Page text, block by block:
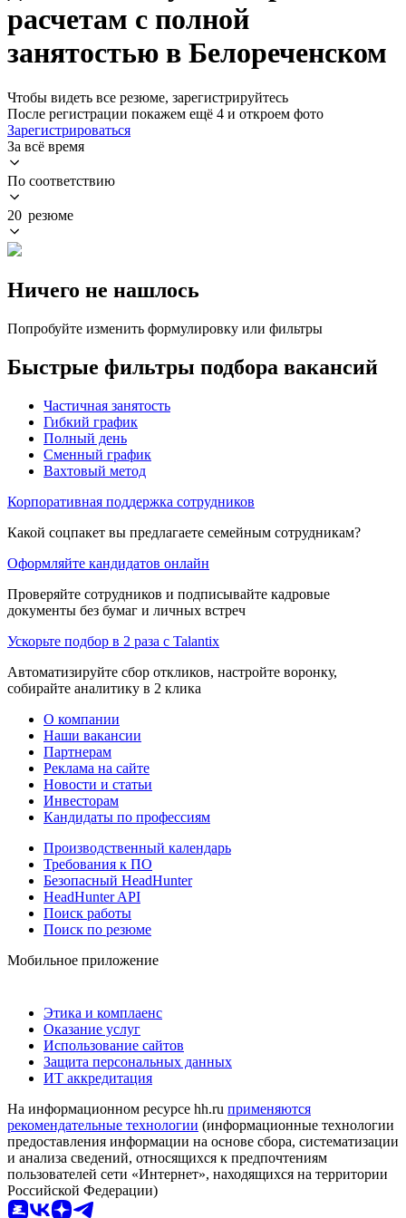
расчетам с полной
занятостью в Белореченском
Чтобы видеть все резюме, зарегистрируйтесь
После регистрации покажем ещё 4 и откроем фото
Зарегистрироваться
За всё время
По соответствию
20 резюме
Ничего не нашлось
Попробуйте изменить формулировку или фильтры
Быстрые фильтры подбора вакансий
Частичная занятость
Гибкий график
Полный день
Сменный график
Вахтовый метод
Корпоративная поддержка сотрудников
Какой соцпакет вы предлагаете семейным сотрудникам?
Оформляйте кандидатов онлайн
Проверяйте сотрудников и подписывайте кадровые
документы без бумаг и личных встреч
Ускорьте подбор в 2 раза с Talantix
Автоматизируйте сбор откликов, настройте воронку,
собирайте аналитику в 2 клика
О компании
Наши вакансии
Партнерам
Реклама на сайте
Новости и статьи
Инвесторам
Кандидаты по профессиям
Производственный календарь
Требования к ПО
Безопасный HeadHunter
HeadHunter API
Поиск работы
Поиск по резюме
Мобильное приложение
Этика и комплаенс
Оказание услуг
Использование сайтов
Защита персональных данных
ИТ аккредитация
На информационном ресурсе hh.ru применяются
рекомендательные технологии (информационные технологии
предоставления информации на основе сбора, систематизации
и анализа сведений, относящихся к предпочтениям
пользователей сети «Интернет», находящихся на территории
Российской Федерации)